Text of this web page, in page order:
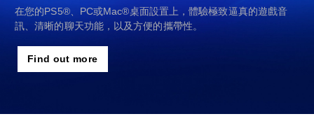
在您的PS5®、PC或Mac®桌面設置上，體驗極致逼真的遊戲音
訊、清晰的聊天功能，以及方便的攜帶性。
Find out more